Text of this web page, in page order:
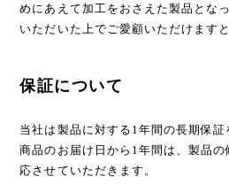
めにあえて加工をおさえた製品とな
いただいた上でご愛顧いただけます
保証について
当社は製品に対する1年間の長期保証
商品のお届け日から1年間は、製品
応させていただきます。